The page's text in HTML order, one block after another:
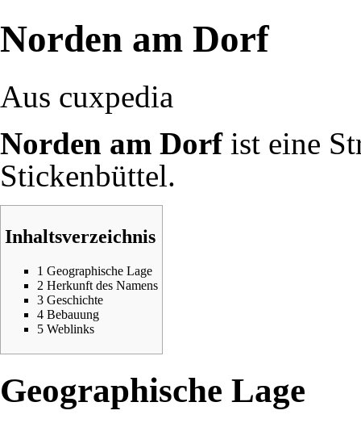
Norden am Dorf
Aus cuxpedia
Norden am Dorfist eine
Stickenbüttel.
Inhaltsverzeichnis
1 Geographische Lage
2 Herkunft des Namens
3 Geschichte
4 Bebauung
5 Weblinks
Geographische Lage